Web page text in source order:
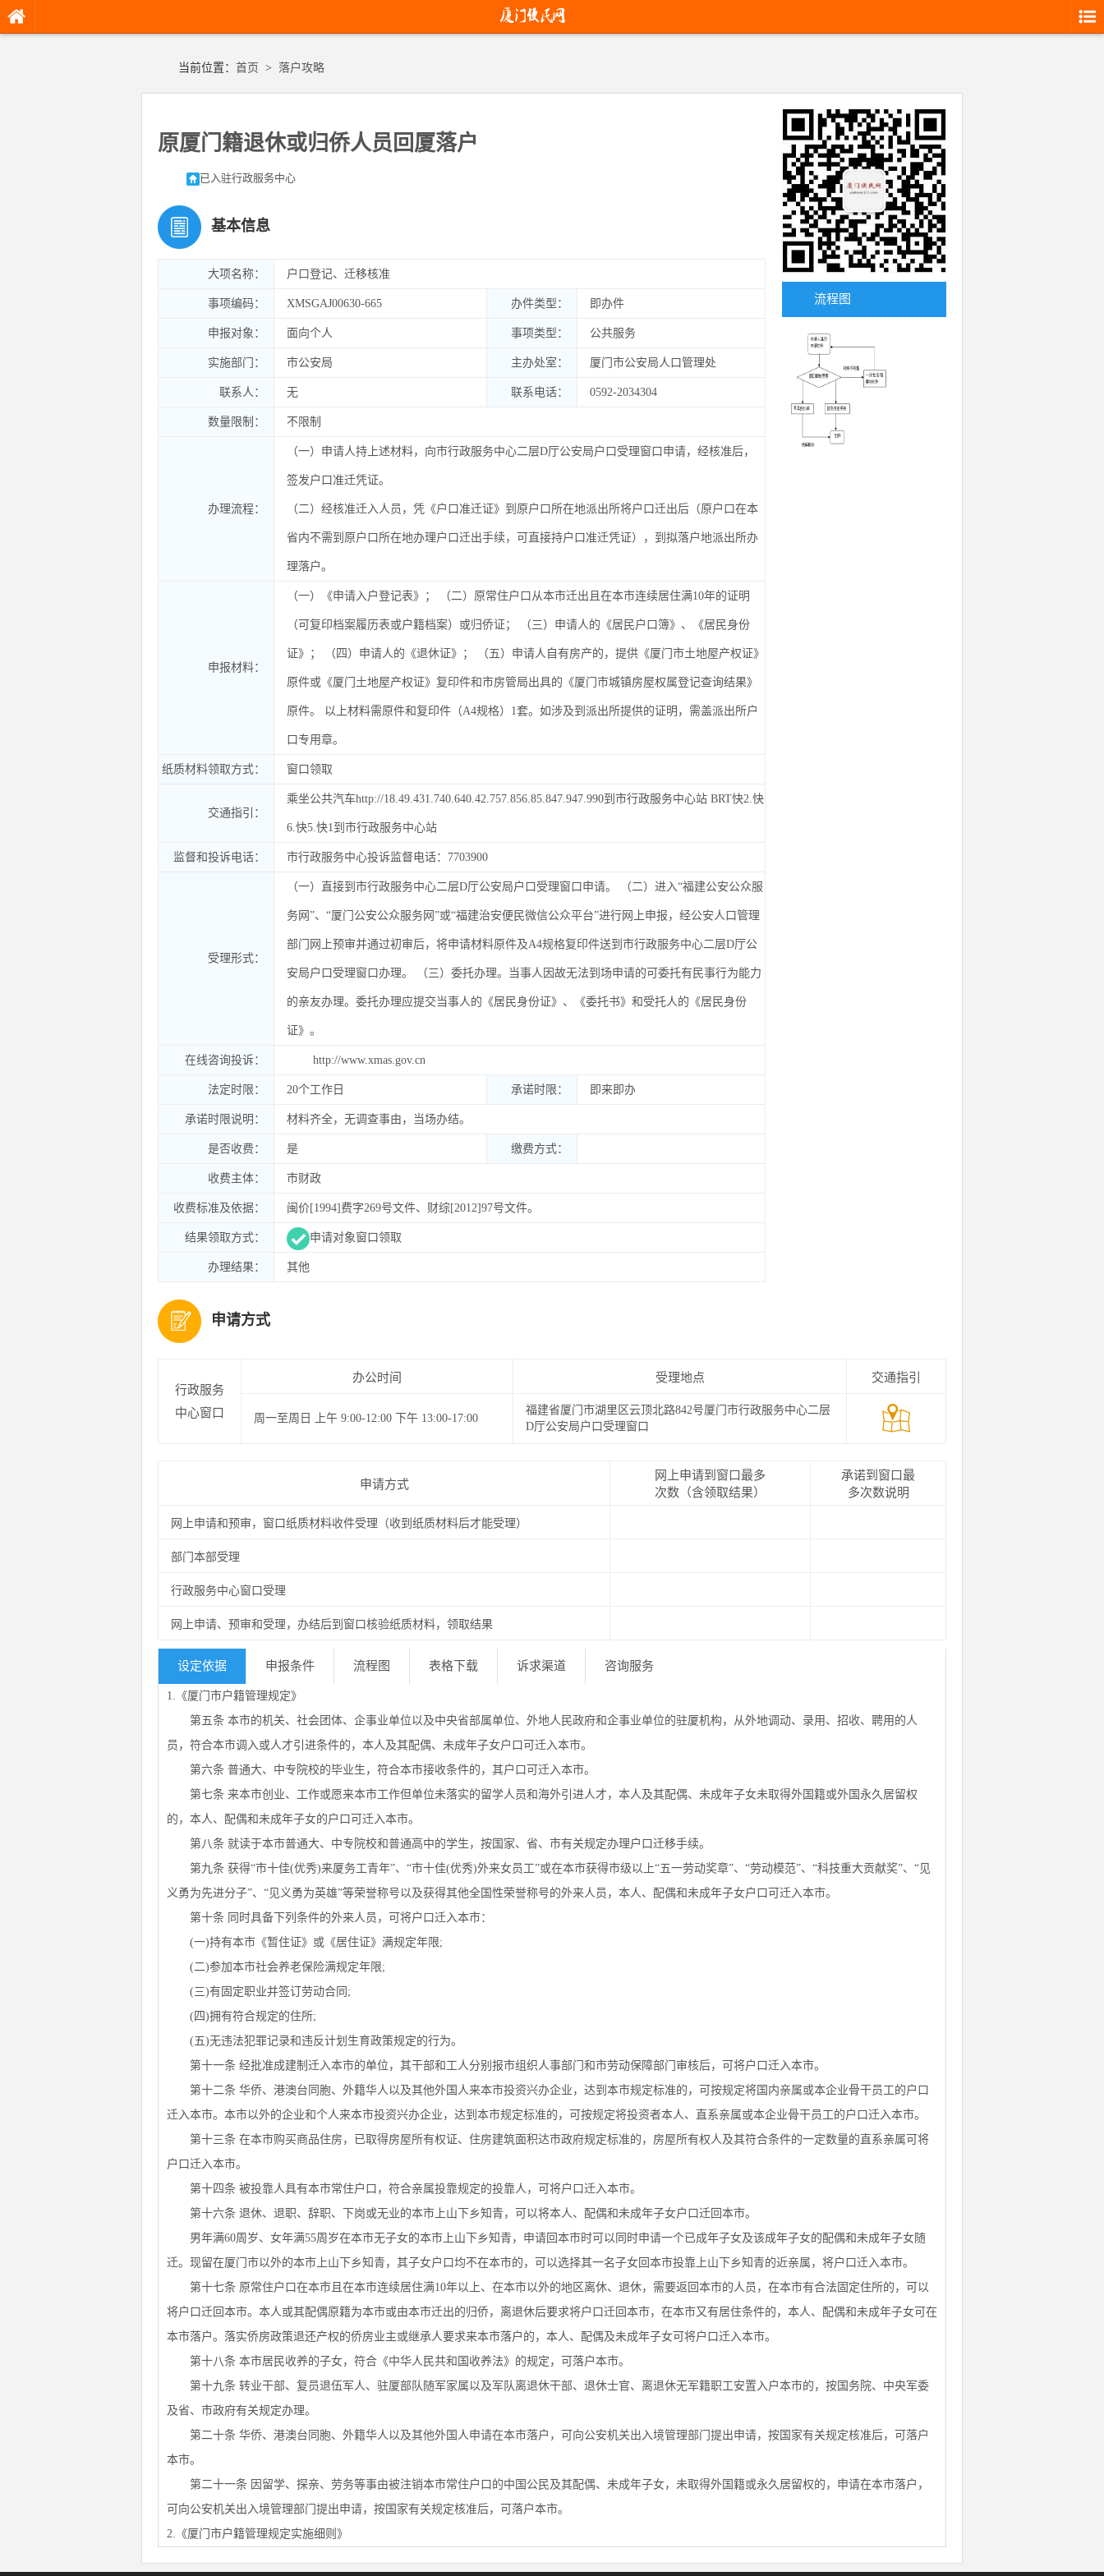
当前位置： 首页 > 落户攻略
原厦门籍退休或归侨人员回厦落户
已入驻行政服务中心
基本信息
大项名称： 户口登记、迁移核准
事项编码： XMSGAJ00630-665 办件类型： 即办件
申报对象： 面向个人 事项类型： 公共服务
实施部门： 市公安局 主办处室： 厦门市公安局人口管理处
联系人： 无 联系电话： 0592-2034304
数量限制： 不限制
办理流程：
（一）申请人持上述材料，向市行政服务中心二层D厅公安局户口受理窗口申请，经核准后，
签发户口准迁凭证。
（二）经核准迁入人员，凭《户口准迁证》到原户口所在地派出所将户口迁出后（原户口在本
省内不需到原户口所在地办理户口迁出手续，可直接持户口准迁凭证），到拟落户地派出所办
理落户。
申报材料：
（一）《申请入户登记表》； （二）原常住户口从本市迁出且在本市连续居住满10年的证明
（可复印档案履历表或户籍档案）或归侨证； （三）申请人的《居民户口簿》、《居民身份
证》； （四）申请人的《退休证》； （五）申请人自有房产的，提供《厦门市土地屋产权证》
原件或《厦门土地屋产权证》复印件和市房管局出具的《厦门市城镇房屋权属登记查询结果》
原件。 以上材料需原件和复印件（A4规格）1套。如涉及到派出所提供的证明，需盖派出所户
口专用章。
纸质材料领取方式： 窗口领取
交通指引：
乘坐公共汽车http://18.49.431.740.640.42.757.856.85.847.947.990到市行政服务中心站 BRT快2.快
6.快5.快1到市行政服务中心站
监督和投诉电话： 市行政服务中心投诉监督电话：7703900
受理形式：
（一）直接到市行政服务中心二层D厅公安局户口受理窗口申请。 （二）进入“福建公安公众服
务网”、“厦门公安公众服务网”或“福建治安便民微信公众平台”进行网上申报，经公安人口管理
部门网上预审并通过初审后，将申请材料原件及A4规格复印件送到市行政服务中心二层D厅公
安局户口受理窗口办理。 （三）委托办理。当事人因故无法到场申请的可委托有民事行为能力
的亲友办理。委托办理应提交当事人的《居民身份证》、《委托书》和受托人的《居民身份
证》。
在线咨询投诉： http://www.xmas.gov.cn
法定时限： 20个工作日 承诺时限： 即来即办
承诺时限说明： 材料齐全，无调查事由，当场办结。
是否收费： 是 缴费方式：
收费主体： 市财政
收费标准及依据： 闽价[1994]费字269号文件、财综[2012]97号文件。
结果领取方式： 申请对象窗口领取
办理结果： 其他
流程图
申请方式
行政服务
中心窗口
办公时间 受理地点 交通指引
周一至周日 上午 9:00-12:00 下午 13:00-17:00
福建省厦门市湖里区云顶北路842号厦门市行政服务中心二层
D厅公安局户口受理窗口
申请方式
网上申请到窗口最多
次数（含领取结果）
承诺到窗口最
多次数说明
网上申请和预审，窗口纸质材料收件受理（收到纸质材料后才能受理）
部门本部受理
行政服务中心窗口受理
网上申请、预审和受理，办结后到窗口核验纸质材料，领取结果
设定依据 申报条件 流程图 表格下载 诉求渠道 咨询服务
1.《厦门市户籍管理规定》
第五条 本市的机关、社会团体、企事业单位以及中央省部属单位、外地人民政府和企事业单位的驻厦机构，从外地调动、录用、招收、聘用的人
员，符合本市调入或人才引进条件的，本人及其配偶、未成年子女户口可迁入本市。
第六条 普通大、中专院校的毕业生，符合本市接收条件的，其户口可迁入本市。
第七条 来本市创业、工作或愿来本市工作但单位未落实的留学人员和海外引进人才，本人及其配偶、未成年子女未取得外国籍或外国永久居留权
的，本人、配偶和未成年子女的户口可迁入本市。
第八条 就读于本市普通大、中专院校和普通高中的学生，按国家、省、市有关规定办理户口迁移手续。
第九条 获得“市十佳(优秀)来厦务工青年”、“市十佳(优秀)外来女员工”或在本市获得市级以上“五一劳动奖章”、“劳动模范”、“科技重大贡献奖”、“见
义勇为先进分子”、“见义勇为英雄”等荣誉称号以及获得其他全国性荣誉称号的外来人员，本人、配偶和未成年子女户口可迁入本市。
第十条 同时具备下列条件的外来人员，可将户口迁入本市：
(一)持有本市《暂住证》或《居住证》满规定年限;
(二)参加本市社会养老保险满规定年限;
(三)有固定职业并签订劳动合同;
(四)拥有符合规定的住所;
(五)无违法犯罪记录和违反计划生育政策规定的行为。
第十一条 经批准成建制迁入本市的单位，其干部和工人分别报市组织人事部门和市劳动保障部门审核后，可将户口迁入本市。
第十二条 华侨、港澳台同胞、外籍华人以及其他外国人来本市投资兴办企业，达到本市规定标准的，可按规定将国内亲属或本企业骨干员工的户口
迁入本市。本市以外的企业和个人来本市投资兴办企业，达到本市规定标准的，可按规定将投资者本人、直系亲属或本企业骨干员工的户口迁入本市。
第十三条 在本市购买商品住房，已取得房屋所有权证、住房建筑面积达市政府规定标准的，房屋所有权人及其符合条件的一定数量的直系亲属可将
户口迁入本市。
第十四条 被投靠人具有本市常住户口，符合亲属投靠规定的投靠人，可将户口迁入本市。
第十六条 退休、退职、辞职、下岗或无业的本市上山下乡知青，可以将本人、配偶和未成年子女户口迁回本市。
男年满60周岁、女年满55周岁在本市无子女的本市上山下乡知青，申请回本市时可以同时申请一个已成年子女及该成年子女的配偶和未成年子女随
迁。现留在厦门市以外的本市上山下乡知青，其子女户口均不在本市的，可以选择其一名子女回本市投靠上山下乡知青的近亲属，将户口迁入本市。
第十七条 原常住户口在本市且在本市连续居住满10年以上、在本市以外的地区离休、退休，需要返回本市的人员，在本市有合法固定住所的，可以
将户口迁回本市。本人或其配偶原籍为本市或由本市迁出的归侨，离退休后要求将户口迁回本市，在本市又有居住条件的，本人、配偶和未成年子女可在
本市落户。落实侨房政策退还产权的侨房业主或继承人要求来本市落户的，本人、配偶及未成年子女可将户口迁入本市。
第十八条 本市居民收养的子女，符合《中华人民共和国收养法》的规定，可落户本市。
第十九条 转业干部、复员退伍军人、驻厦部队随军家属以及军队离退休干部、退休士官、离退休无军籍职工安置入户本市的，按国务院、中央军委
及省、市政府有关规定办理。
第二十条 华侨、港澳台同胞、外籍华人以及其他外国人申请在本市落户，可向公安机关出入境管理部门提出申请，按国家有关规定核准后，可落户
本市。
第二十一条 因留学、探亲、劳务等事由被注销本市常住户口的中国公民及其配偶、未成年子女，未取得外国籍或永久居留权的，申请在本市落户，
可向公安机关出入境管理部门提出申请，按国家有关规定核准后，可落户本市。
2.《厦门市户籍管理规定实施细则》